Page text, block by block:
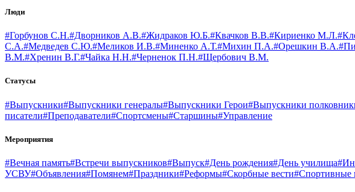
Люди
#Горбунов С.Н.#Дворников А.В.#Жидраков Ю.Б.#Квачков В.В.#Кириенко М.Л.
С.А.#Медведев С.Ю.#Меликов И.В.#Миненко А.Т.#Михин П.А.#Орешкин В.А.
В.М.#Хренин В.Г.#Чайка Н.Н.#Черненок П.Н.#Щербович В.М.
Статусы
#Выпускники#Выпускники генералы#Выпускники Герои#Выпускники
писатели#Преподаватели#Спортсмены#Старшины#Управление
Мероприятия
#Вечная память#Встречи выпускников#Выпуск#День рождения#День училища
УСВУ#Объявления#Помянем#Праздники#Реформы#Скорбные вести#Спортивные